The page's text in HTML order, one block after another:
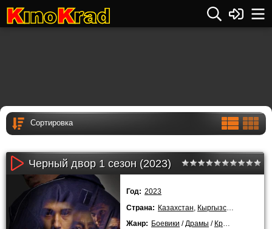
Черный двор 1 сезон (2023)
Год: 2023
Страна: Казахстан Кыргызстан
Жанр: Боевики /Драмы / Криминальные